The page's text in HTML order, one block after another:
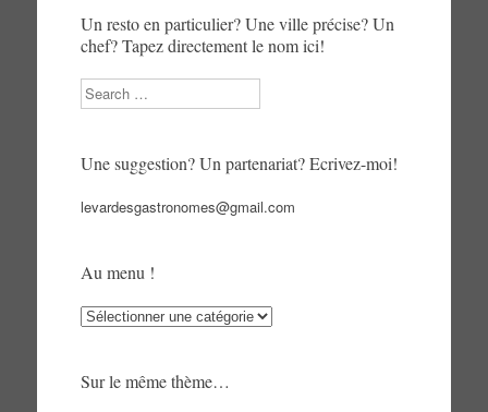
Un resto en particulier? Une ville précise? Un
chef? Tapez directement le nom ici!
Search
Une suggestion? Un partenariat? Ecrivez-moi!
levardesgastronomes@gmail.com
Au menu !
Au
Sur le même thème…